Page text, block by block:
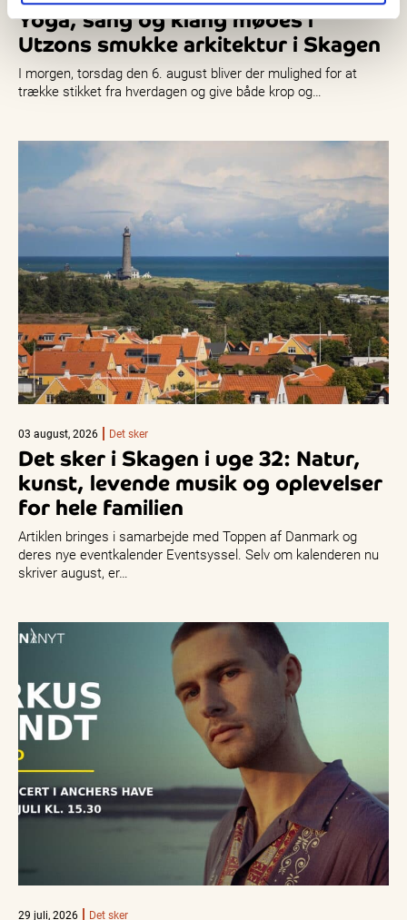
Yoga, sang og klang mødes i
Utzons smukke arkitektur i Skagen
I morgen, torsdag den 6. august bliver der mulighed for at
trække stikket fra hverdagen og give både krop og…
03 august, 2026 Det sker
Det sker i Skagen i uge 32: Natur,
kunst, levende musik og oplevelser
for hele familien
Artiklen bringes i samarbejde med Toppen af Danmark og
deres nye eventkalender Eventsyssel. Selv om kalenderen nu
skriver august, er…
29 juli, 2026 Det sker